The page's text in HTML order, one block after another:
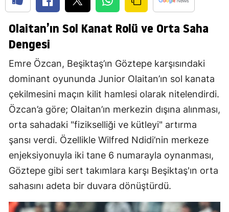
Olaitan’ın Sol Kanat Rolü ve Orta Saha
Dengesi
Emre Özcan, Beşiktaş’ın Göztepe karşısındaki
dominant oyununda Junior Olaitan’ın sol kanata
çekilmesini maçın kilit hamlesi olarak nitelendirdi.
Özcan’a göre; Olaitan’ın merkezin dışına alınması,
orta sahadaki "fizikselliği ve kütleyi" artırma
şansı verdi. Özellikle Wilfred Ndidi’nin merkeze
enjeksiyonuyla iki tane 6 numarayla oynanması,
Göztepe gibi sert takımlara karşı Beşiktaş'ın orta
sahasını adeta bir duvara dönüştürdü.